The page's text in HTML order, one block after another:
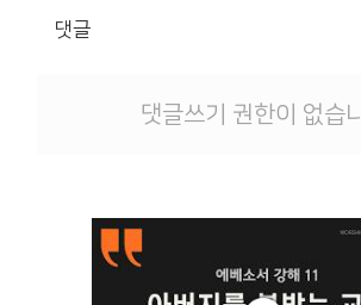
댓글
댓글쓰기 권한이 없습